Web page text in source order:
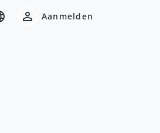
Aanmelden